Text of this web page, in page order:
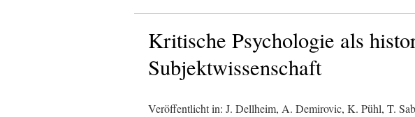
Kritische Psychologie als
Subjektwissenschaft
Veröffentlicht in: J. Dellheim, A. Demirovic, K. Pühl, T.